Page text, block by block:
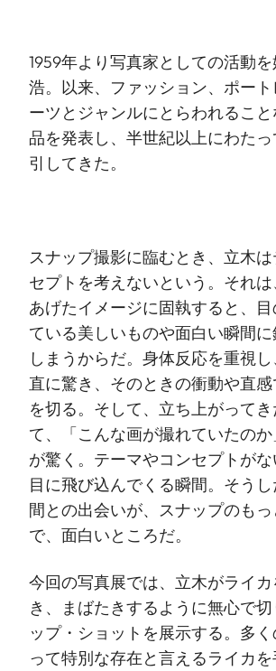
1959年より写真家としての活動
浩。以来、ファッション、ポー
ーツとジャンルにとらわれるこ
品を発表し、半世紀以上にわた
引してきた。
スナップ撮影に臨むとき、立木
セプトを考えないという。それは
あげたイメージに固執すると、
ている美しいものや面白い瞬間
しまうからだ。身体反応を重視
直に驚き、そのときの衝動や直
を切る。そして、立ち上がって
て、「こんな画が撮れていたの
が驚く。テーマやコンセプトがな
目に飛び込んでくる瞬間。そう
間との出会いが、スナップのも
で、面白いところだ。
今回の写真展では、立木がライ
き、まばたきするように無心で
ップ・ショットを展示する。多
って特別な存在と言えるライカを